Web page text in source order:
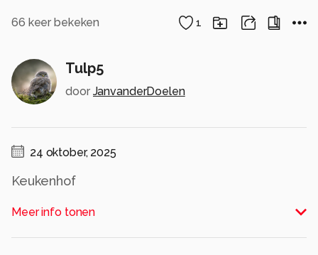
66 keer bekeken 1
Tulp5
door JanvanderDoelen
24 oktober, 2025
Keukenhof
Alle rechten voorbehouden
Meer info tonen